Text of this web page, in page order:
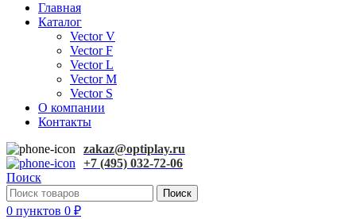
Главная
Каталог
Vector V
Vector F
Vector L
Vector M
Vector S
О компании
Контакты
zakaz@optiplay.ru
+7 (495) 032-72-06
Поиск
Поиск
0 пунктов 0 ₽